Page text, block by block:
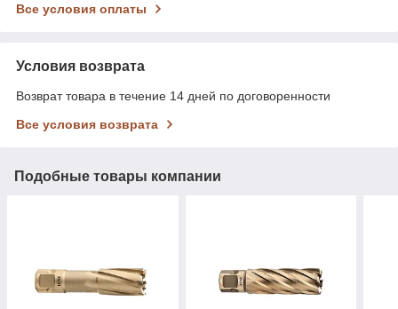
Все условия оплаты
Условия возврата
Возврат товара в течение 14 дней по договоренности
Все условия возврата
Подобные товары компании